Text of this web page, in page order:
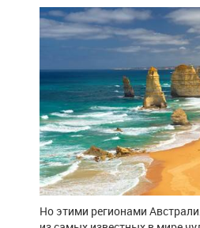
Но этими регионами